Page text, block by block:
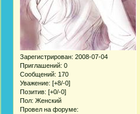
Зарегистрирован: 2008-07-04
Приглашений: 0
Сообщений: 170
Уважение: [+8/-0]
Позитив: [+0/-0]
Пол: Женский
Провел на форуме: